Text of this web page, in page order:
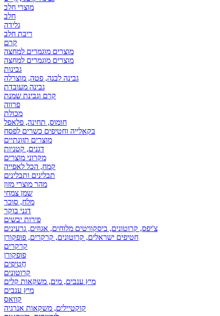
מוצרי חלב
חלב
גלידה
ריבת חלב
קרם
מוצרים מוגמרים למחצה
מוצרים מוגמרים למחצה
גבינות
גבינה לבנה, פטה, מוצרלה
גבינה מעובדת
קרם וגבינת שמנת
פרווה
מכולת
חומוס, תחינה, פלאפל
בקאלייה וחטיפים כשרים לפסח
מוצרים תזונתיים
דגנים, קטניות
מקרוני מוצרים
קמח, הכל לאפייה
תבלינים ותבלינים
מהר מוצרי מזון
שמן צמחי
מלח, סוכר
דגני בוקר
פירות יבשים
צ'יפס, קרוטונים, ביסקוויטים מלוחים, אגוזים, גרעינים
חטיפים ישראלים, קרוטונים, קרקרים, פופקורן
קרקרים
פופקורן
חֲטִיפִים
קרוטונים
מיץ ענבים, מים, משקאות קלים
מיץ ענבים
קוואס
קוקטיילים, משקאות אנרגיה